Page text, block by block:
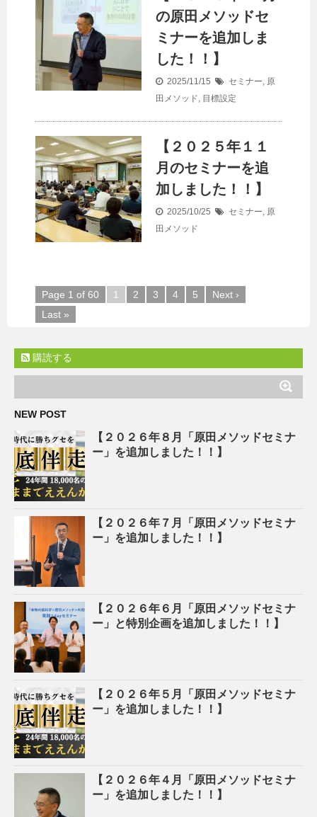
の原田メソッドセ
ミナーを追加しま
した！！】
2025/11/15 セミナー, 原
田メソッド, 目標設定
【２０２５年１１
月のセミナーを追
加しました！！】
2025/10/25 セミナー, 原
田メソッド
Page 1 of 60 1 2 3 4 5
Next ›
Last »
購読する
NEW POST
【２０２６年８月「原田メソッドセミナ
ー」を追加しました！！】
【２０２６年７月「原田メソッドセミナ
ー」を追加しました！！】
【２０２６年６月「原田メソッドセミナ
ー」と特別企画を追加しました！！】
【２０２６年５月「原田メソッドセミナ
ー」を追加しました！！】
【２０２６年４月「原田メソッドセミナ
ー」を追加しました！！】